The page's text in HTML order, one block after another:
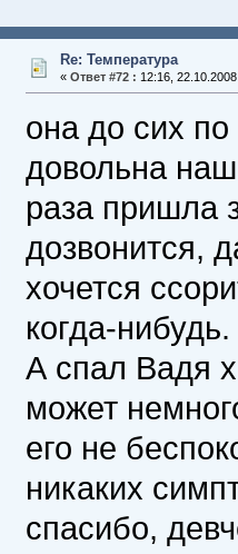
Re: Температура
« Ответ #72 : 12:16,
она до сих
довольна
раза пришла
дозвонится,
хочется
когда-нибудь.
А спал Вадя
может
его не
никаких
спасибо,